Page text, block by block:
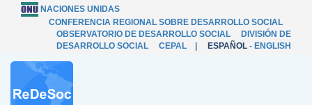
NACIONES UNIDAS
CONFERENCIA REGIONAL SOBRE DESARROLLO SOCIAL
OBSERVATORIO DE DESARROLLO SOCIAL
DIVISIÓN DE
DESARROLLO SOCIAL
CEPAL ESPAÑOL - ENGLISH